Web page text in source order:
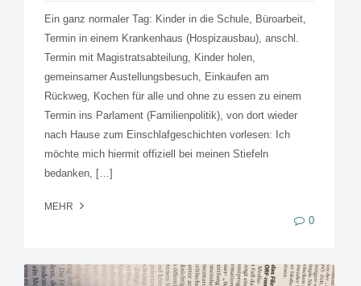
Ein ganz normaler Tag: Kinder in die Schule, Büroarbeit,
Termin in einem Krankenhaus (Hospizausbau), anschl.
Termin mit Magistratsabteilung, Kinder holen,
gemeinsamer Austellungsbesuch, Einkaufen am
Rückweg, Kochen für alle und ohne zu essen zu einem
Termin ins Parlament (Familienpolitik), von dort wieder
nach Hause zum Einschlafgeschichten vorlesen: Ich
möchte mich hiermit offiziell bei meinen Stiefeln
bedanken, […]
MEHR
0